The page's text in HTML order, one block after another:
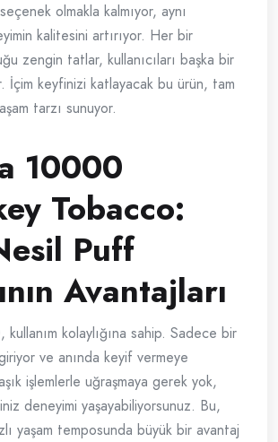
olmakla kalmıyor, aynı
kalitesini artırıyor. Her bir
zengin tatlar, kullanıcıları başka bir
İçim keyfinizi katlayacak bu ürün, tam
tarzı sunuyor.
10000
Tobacco:
Puff
Avantajları
kolaylığına sahip. Sadece bir
ve anında keyif vermeye
işlemlerle uğraşmaya gerek yok,
deneyimi yaşayabiliyorsunuz. Bu,
yaşam temposunda büyük bir avantaj